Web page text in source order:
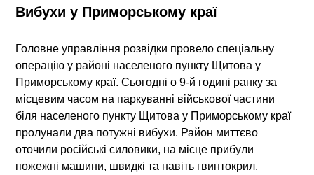
Вибухи у Приморському краї
Головне управління розвідки провело спеціальну
операцію у районі населеного пункту Щитова у
Приморському краї. Сьогодні о 9-й годині ранку за
місцевим часом на паркуванні військової частини
біля населеного пункту Щитова у Приморському краї
пролунали два потужні вибухи. Район миттєво
оточили російські силовики, на місце прибули
пожежні машини, швидкі та навіть гвинтокрил.